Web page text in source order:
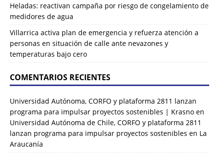
Heladas: reactivan campaña por riesgo de congelamiento de
medidores de agua
Villarrica activa plan de emergencia y refuerza atención a
personas en situación de calle ante nevazones y
temperaturas bajo cero
COMENTARIOS RECIENTES
Universidad Autónoma, CORFO y plataforma 2811 lanzan
programa para impulsar proyectos sostenibles | Krasno en
Universidad Autónoma de Chile, CORFO y plataforma 2811
lanzan programa para impulsar proyectos sostenibles en La
Araucanía